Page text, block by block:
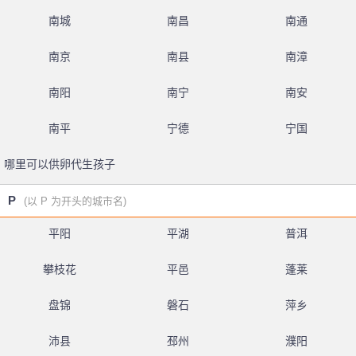
南城 南昌 南通
南京 南县 南漳
南阳 南宁 南安
南平 宁德 宁国
哪里可以供卵代生孩子
P (以 P 为开头的城市名)
平阳 平湖 普洱
攀枝花 平邑 蓬莱
盘锦 磐石 萍乡
沛县 邳州 濮阳